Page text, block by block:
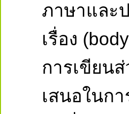
ภาษาและ
เรื่อง
การเขียน
เสนอในก